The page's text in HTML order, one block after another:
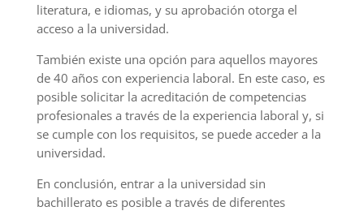
literatura, e idiomas, y su aprobación otorga el
acceso a la universidad.
También existe una opción para aquellos mayores
de 40 años con experiencia laboral. En este caso, es
posible solicitar la acreditación de competencias
profesionales a través de la experiencia laboral y, si
se cumple con los requisitos, se puede acceder a la
universidad.
En conclusión, entrar a la universidad sin
bachillerato es posible a través de diferentes